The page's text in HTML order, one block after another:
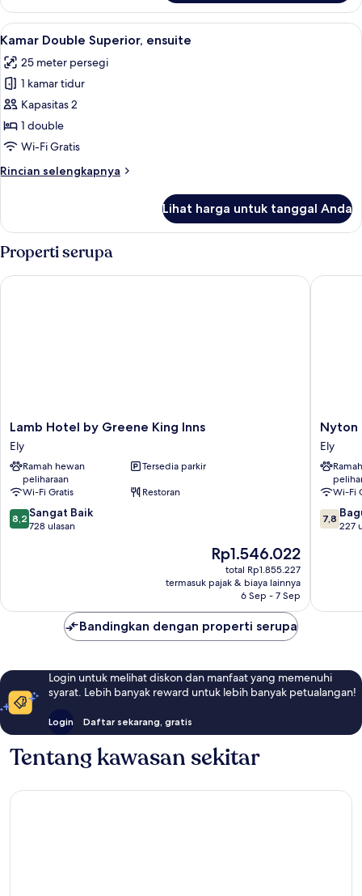
Kamar
Double
Deluks,
(Deluxe
Room)
Lihat
semua
foto
untuk
Kamar
Double
Superior,
5
Kamar Double Superior, ensuite
25 meter persegi
1 kamar tidur
Kapasitas 2
1 double
Wi-Fi Gratis
Rincian selengkapnya
Rincian
Kamar
Double
Superior,
ensuite
Lihat harga untuk tanggal Anda
Properti serupa
Lamb
Hotel
by
Greene
King
Inns
Ely
Lamb Hotel by Greene King Inns
Ely
Ramah hewan
peliharaan
Tersedia parkir
Wi-Fi Gratis
Restoran
8.2
dari
8,2 Sangat Baik
728 ulasan
Harga
sekarang
Rp1.546.022
Rp1.546.022
total Rp1.855.227
termasuk pajak & biaya lainnya
6 Sep - 7 Sep
Lamb Hotel by Greene King Inns
Nyton
Hotel
Ely
Nyton
Ely
Wi-Fi
7.8
dari
7,8
227
Nyton
Bandingkan dengan properti serupa
Login untuk melihat diskon dan manfaat yang memenuhi
syarat. Lebih banyak reward untuk lebih banyak petualangan!
Login Daftar sekarang, gratis
Tentang kawasan sekitar